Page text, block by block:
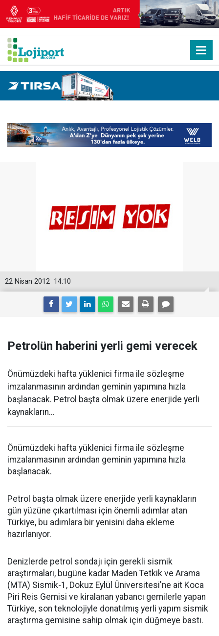
14:10
22 Nisan 2012
Petrolün haberini yerli gemi verecek
Önümüzdeki hafta yüklenici firma ile sözleşme
imzalanmasının ardından geminin yapımına hızla
başlanacak. Petrol başta olmak üzere enerjide yerli
kaynakların...
Önümüzdeki hafta yüklenici firma ile sözleşme
imzalanmasının ardından geminin yapımına hızla
başlanacak.
Petrol başta olmak üzere enerjide yerli kaynakların
gün yüzüne çıkartılması için önemli adımlar atan
Türkiye, bu adımlara bir yenisini daha ekleme
hazırlanıyor.
Denizlerde petrol sondajı için gerekli sismik
araştırmaları, bugüne kadar Maden Tetkik ve Arama
(MTA) Sismik-1, Dokuz Eylül Üniversitesi'ne ait Koca
Piri Reis Gemisi ve kiralanan yabancı gemilerle yapan
Türkiye, son teknolojiyle donatılmış yerli yapım sismik
araştırma gemisine sahip olmak için düğmeye bastı.